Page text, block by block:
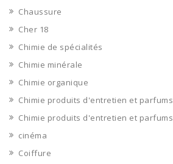
Chaussure
Cher 18
Chimie de spécialités
Chimie minérale
Chimie organique
Chimie produits d'entretien et parfums
Chimie produits d'entretien et parfums
cinéma
Coiffure